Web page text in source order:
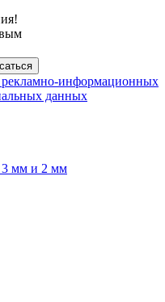
рекламно-информационных
данных
мм и 2 мм